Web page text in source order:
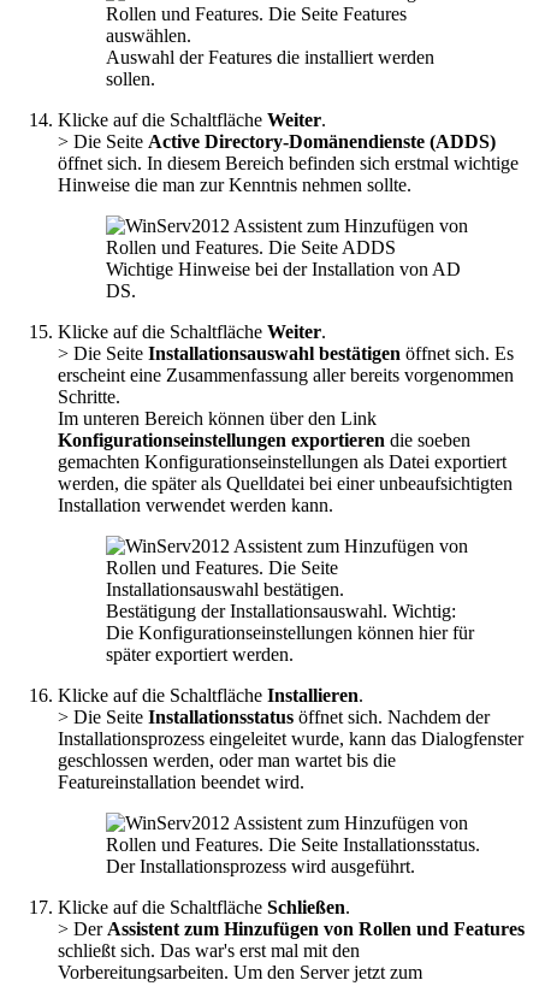
Auswahl der Features die installiert werden
sollen.
Klicke auf die Schaltfläche Weiter.
> Die Seite Active Directory-Domänendienste (ADDS)
öffnet sich. In diesem Bereich befinden sich erstmal wichtige
Hinweise die man zur Kenntnis nehmen sollte.
Wichtige Hinweise bei der Installation von AD
DS.
Klicke auf die Schaltfläche Weiter.
> Die Seite Installationsauswahl bestätigen öffnet sich. Es
erscheint eine Zusammenfassung aller bereits vorgenommen
Schritte.
Im unteren Bereich können über den Link
Konfigurationseinstellungen exportieren die soeben
gemachten Konfigurationseinstellungen als Datei exportiert
werden, die später als Quelldatei bei einer unbeaufsichtigten
Installation verwendet werden kann.
Bestätigung der Installationsauswahl. Wichtig:
Die Konfigurationseinstellungen können hier für
später exportiert werden.
Klicke auf die Schaltfläche Installieren.
> Die Seite Installationsstatus öffnet sich. Nachdem der
Installationsprozess eingeleitet wurde, kann das Dialogfenster
geschlossen werden, oder man wartet bis die
Featureinstallation beendet wird.
Der Installationsprozess wird ausgeführt.
Klicke auf die Schaltfläche Schließen.
> Der Assistent zum Hinzufügen von Rollen und Features
schließt sich. Das war's erst mal mit den
Vorbereitungsarbeiten. Um den Server jetzt zum